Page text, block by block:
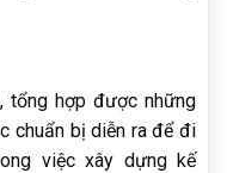
tổng hợp được những
chuẩn bị diễn ra để đi
việc xây dựng kế